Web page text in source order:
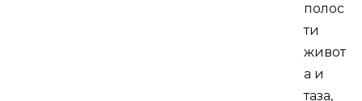
полос
ти
живот
а и
таза,